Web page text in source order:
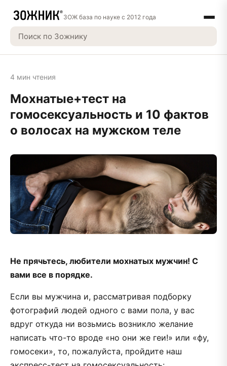
ЗОЖ база по науке с 2012 года
4 мин чтения
Мохнатые+тест на
гомосексуальность и 10 фактов
о волосах на мужском теле
Не прячьтесь, любители мохнатых мужчин! С
вами все в порядке.
Если вы мужчина и, рассматривая подборку
фотографий людей одного с вами пола, у вас
вдруг откуда ни возьмись возникло желание
написать что-то вроде «но они же геи!» или «фу,
гомосеки», то, пожалуйста, пройдите наш